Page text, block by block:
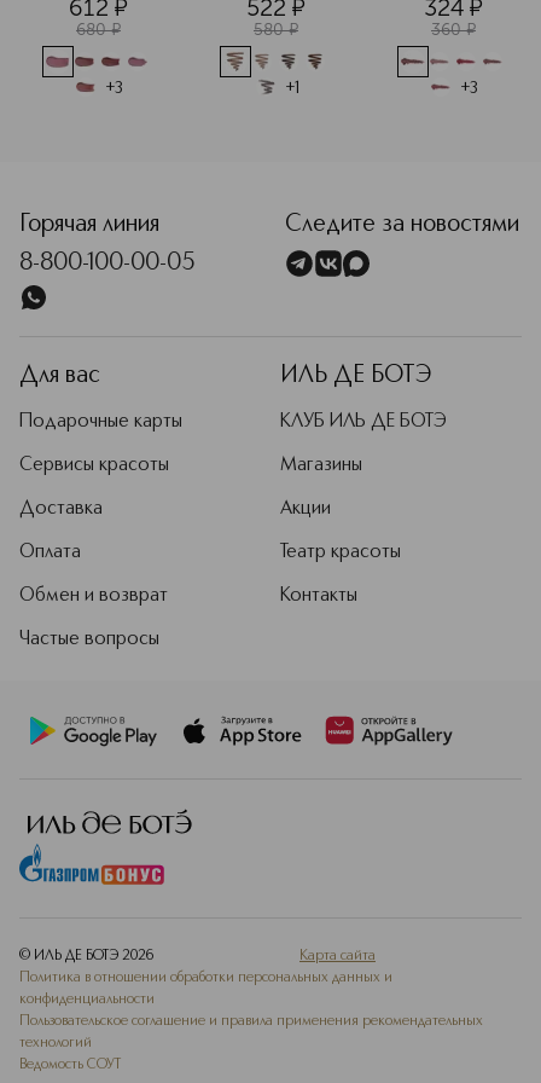
612 ¤
680 ¤
+3
522 ¤
580 ¤
+1
324 ¤
360 ¤
+3
Горячая линия
8-800-100-00-05
Следите за новостями
Для вас
Подарочные карты
Сервисы красоты
Доставка
Оплата
Обмен и возврат
Частые вопросы
ИЛЬ ДЕ БОТЭ
КЛУБ ИЛЬ ДЕ БОТЭ
Магазины
Акции
Театр красоты
Контакты
© ИЛЬ ДЕ БОТЭ 2026
Карта сайта
Политика в отношении обработки персональных данных и
конфиденциальности
Пользовательское соглашение и правила применения рекомендательных
технологий
Ведомость СОУТ